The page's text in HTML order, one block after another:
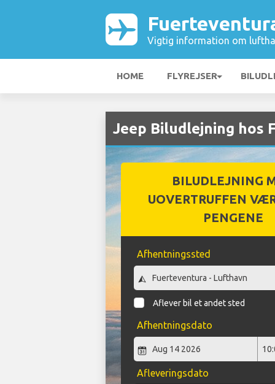
Vigtig information om
HOME FLYREJSER
Jeep Biludlejning hos
BILUDLEJNING
UOVERTRUFFEN
PENGENE
Afhentningssted
Aflever bil et andet sted
Afhentningsdato
Afleveringsdato